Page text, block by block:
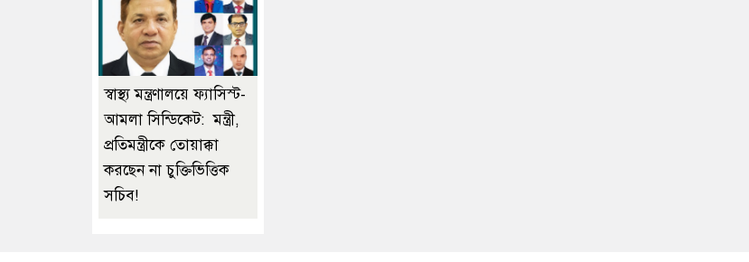
স্বাস্থ্য মন্ত্রণালয়ে ফ্যাসিস্ট-
আমলা সিন্ডিকেট: মন্ত্রী,
প্রতিমন্ত্রীকে তোয়াক্কা
করছেন না চুক্তিভিত্তিক
সচিব!